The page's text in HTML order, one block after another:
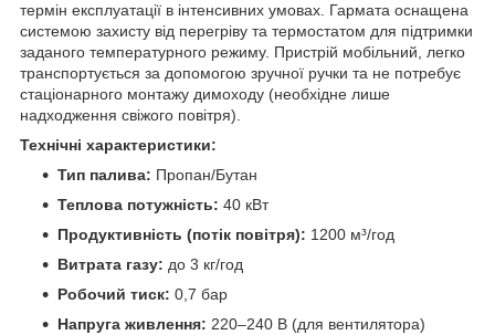
термін експлуатації в інтенсивних умовах. Гармата оснащена
системою захисту від перегріву та термостатом для підтримки
заданого температурного режиму. Пристрій мобільний, легко
транспортується за допомогою зручної ручки та не потребує
стаціонарного монтажу димоходу (необхідне лише
надходження свіжого повітря).
Технічні характеристики:
Тип палива: Пропан/Бутан
Теплова потужність: 40 кВт
Продуктивність (потік повітря): 1200 м³/год
Витрата газу: до 3 кг/год
Робочий тиск: 0,7 бар
Напруга живлення: 220–240 В (для вентилятора)